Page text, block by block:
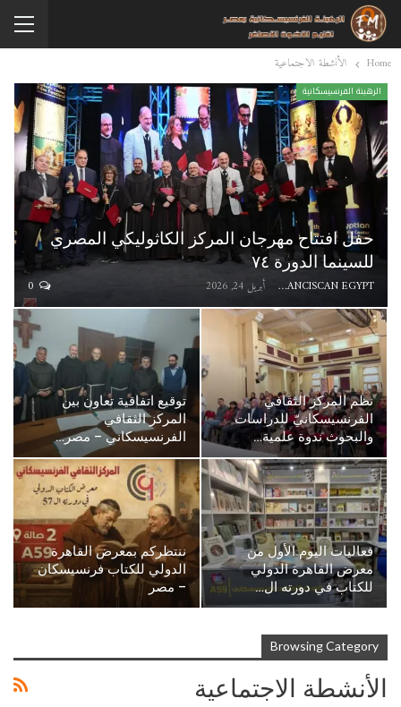
Home الأنشطة الاجتماعية
الرهبنة الفرنسيسكانية
حفل افتتاح مهرجان المركز الكاثوليكي المصري
للسينما الدورة ٧٤
FRANCISCAN EGYPT أبريل 24, 2026
نظم المركز الثقافي
الفرنسيسكانيّ للدراسات
والبحوث ندوة علمية…
توقيع اتفاقية تعاون بين
المركز الثقافي
الفرنسيسكاني – مصر…
فعاليات اليوم الأول من
معرض القاهرة الدولي
للكتاب في دورته ال…
ننتظركم بمعرض القاهرة
الدولي للكتاب فرنسيسكان
– مصر
Browsing Category
الأنشطة الاجتماعية